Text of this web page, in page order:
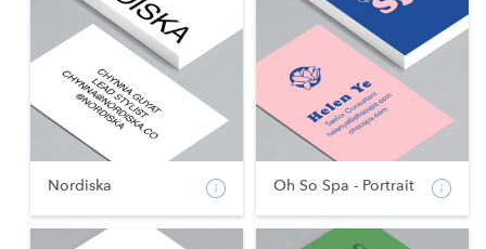
Nordiska Oh So Spa - Portrait